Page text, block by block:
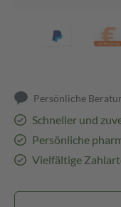
Persönliche
Schneller und
Persönliche
Vielfältige